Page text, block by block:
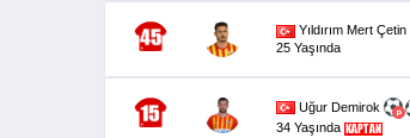
Yıldırım Mert Çetin
25 Yaşında
Uğur Demirok
34 Yaşında